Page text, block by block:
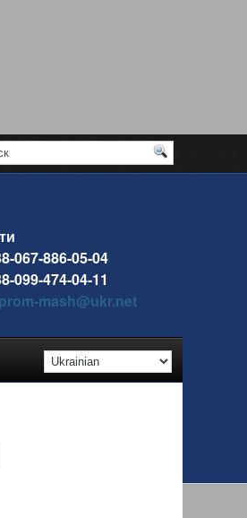
067-886-05-04
099-474-04-11
prom-mash@ukr.net